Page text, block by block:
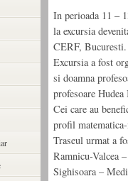
In perioada 11 –
la excursia
CERF, Bucuresti.
Excursia a fost
si doamna
profesoare
Cei care au
profil
Traseul urmat a
Ramnicu-Valcea
Sighisoara –